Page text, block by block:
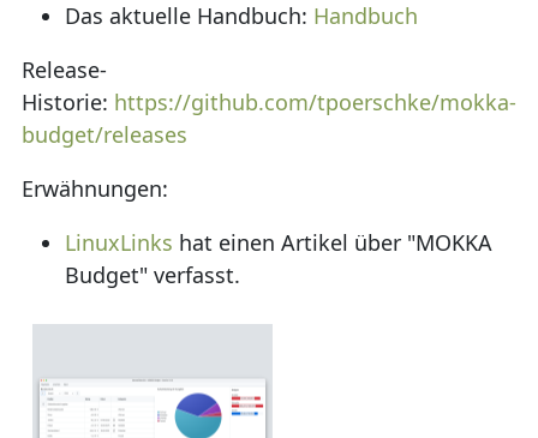
Das aktuelle Handbuch: Handbuch
Release-
Historie: https://github.com/tpoerschke/mokka-
budget/releases
Erwähnungen:
LinuxLinks hat einen Artikel über "MOKKA
Budget" verfasst.